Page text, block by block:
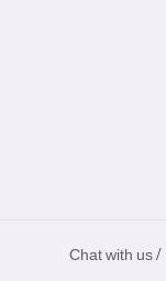
Chat with us /